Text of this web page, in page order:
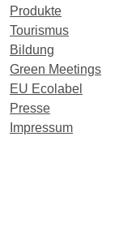
Produkte
Tourismus
Bildung
Green Meetings
EU Ecolabel
Presse
Impressum